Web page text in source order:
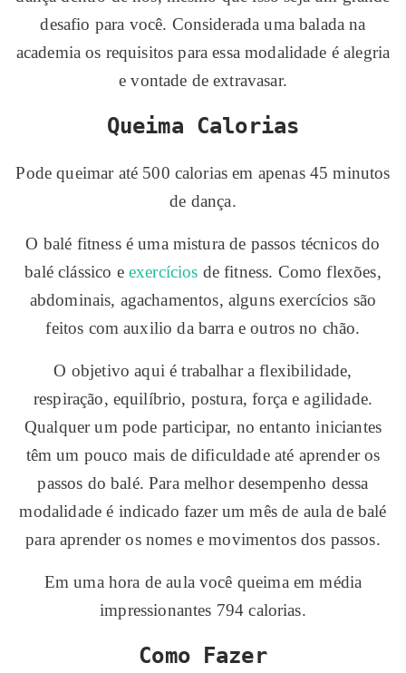
desafio para você. Considerada uma balada na
academia os requisitos para essa modalidade é alegria
e vontade de extravasar.
Queima Calorias
Pode queimar até 500 calorias em apenas 45 minutos
de dança.
O balé fitness é uma mistura de passos técnicos do
balé clássico e exercícios de fitness. Como flexões,
abdominais, agachamentos, alguns exercícios são
feitos com auxilio da barra e outros no chão.
O objetivo aqui é trabalhar a flexibilidade,
respiração, equilíbrio, postura, força e agilidade.
Qualquer um pode participar, no entanto iniciantes
têm um pouco mais de dificuldade até aprender os
passos do balé. Para melhor desempenho dessa
modalidade é indicado fazer um mês de aula de balé
para aprender os nomes e movimentos dos passos.
Em uma hora de aula você queima em média
impressionantes 794 calorias.
Como Fazer